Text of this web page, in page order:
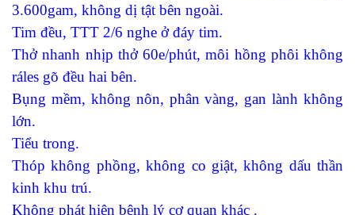
3.600gam, không dị tật bên ngoài.
Tim đều, TTT 2/6 nghe ở đáy tim.
Thở nhanh nhịp thở 60e/phút, môi hồng phôi không
ráles gõ đều hai bên.
Bụng mềm, không nôn, phân vàng, gan lành không
lớn.
Tiểu trong.
Thóp không phồng, không co giật, không dấu thần
kinh khu trú.
Không phát hiện bệnh lý cơ quan khác .